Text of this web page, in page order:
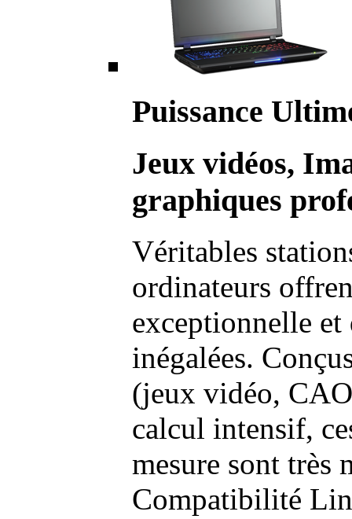
Puissance
Jeux vidéos,
graphiques
Véritables
ordinateurs
exceptionnelle et
inégalées.
(jeux vidéo,
calcul intensif,
mesure sont très
Compatibilité